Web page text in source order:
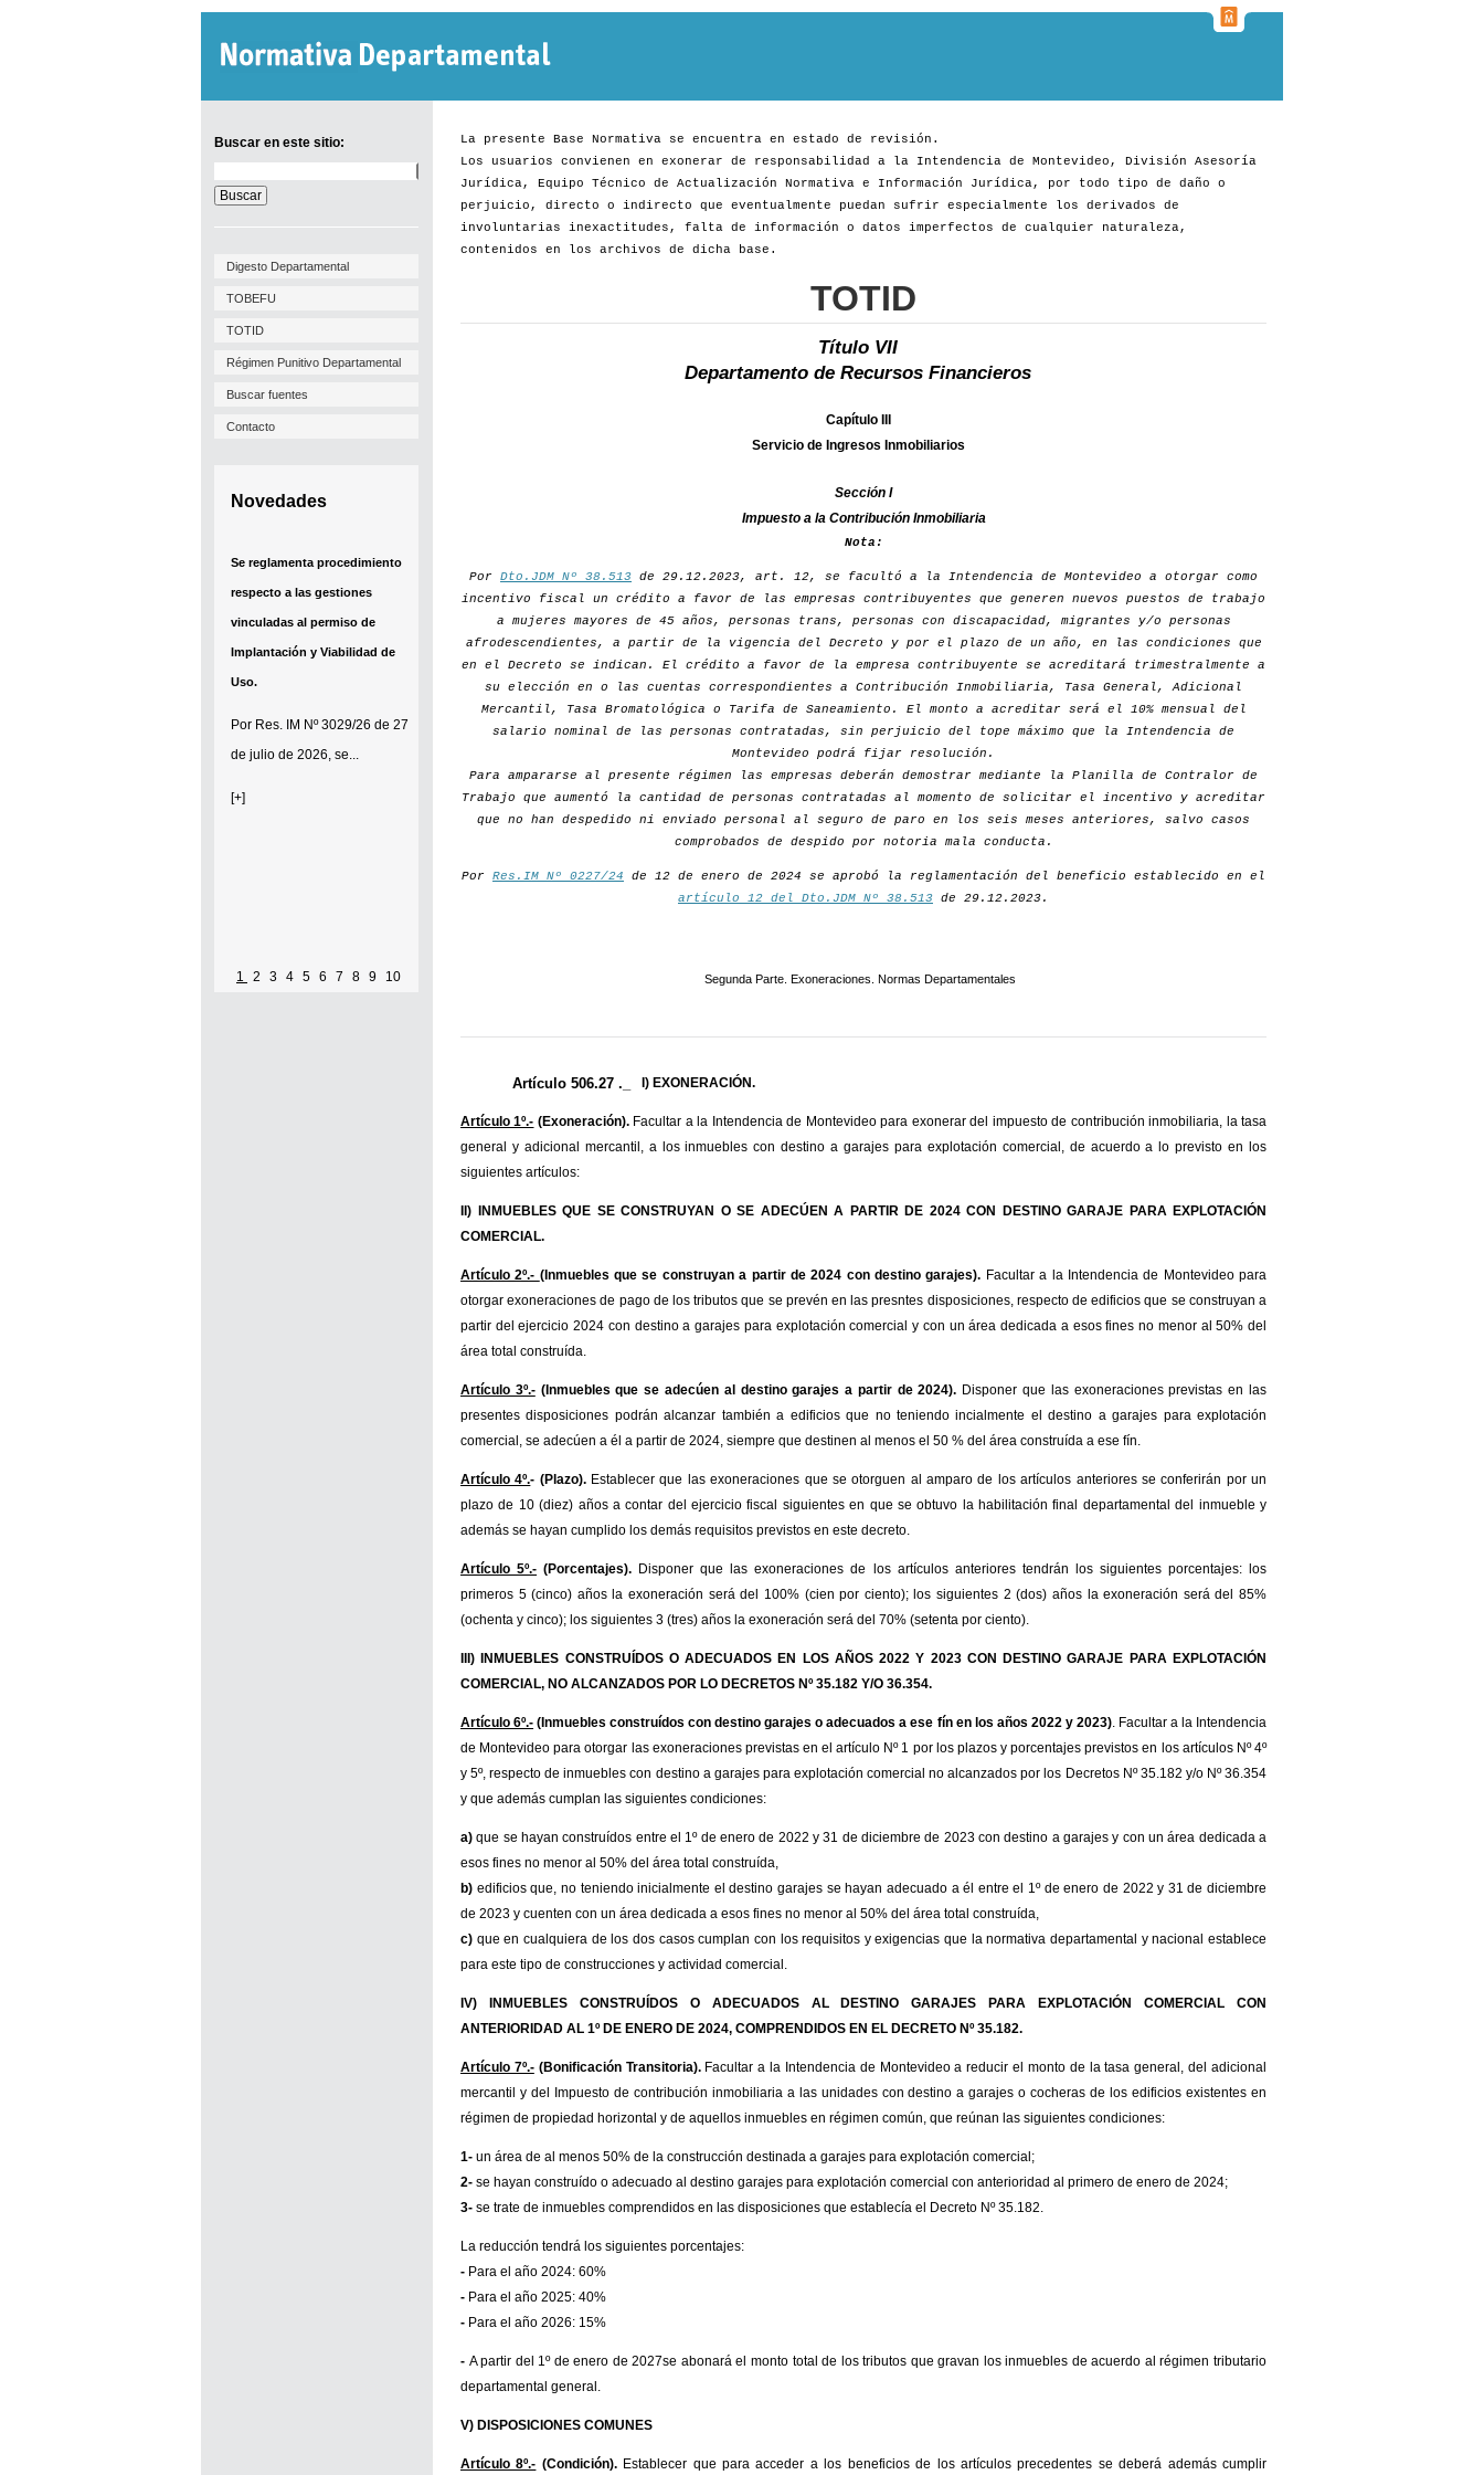
Buscar en este sitio:
en
este
sitio:
Digesto Departamental
TOBEFU
TOTID
Régimen Punitivo Departamental
Buscar fuentes
Contacto
Novedades
Se reglamenta procedimiento
respecto a las gestiones
vinculadas al permiso de
Implantación y Viabilidad de
Uso.
Por Res. IM Nº 3029/26 de 27
de julio de 2026, se...
[+]
Se establece que estarán
1 2 3 4 5 6 7 8 9 10
La presente Base Normativa se encuentra en estado de revisión.
Los usuarios convienen en exonerar de responsabilidad a la Intendencia de Montevideo, División Asesoría
Jurídica, Equipo Técnico de Actualización Normativa e Información Jurídica, por todo tipo de daño o
perjuicio, directo o indirecto que eventualmente puedan sufrir especialmente los derivados de
involuntarias inexactitudes, falta de información o datos imperfectos de cualquier naturaleza,
contenidos en los archivos de dicha base.
TOTID
Título VII
Departamento de Recursos Financieros
Capítulo III
Servicio de Ingresos Inmobiliarios
Sección I
Impuesto a la Contribución Inmobiliaria
Nota:
Por Dto.JDM Nº 38.513 de 29.12.2023, art. 12, se facultó a la Intendencia de Montevideo a otorgar como
incentivo fiscal un crédito a favor de las empresas contribuyentes que generen nuevos puestos de trabajo
a mujeres mayores de 45 años, personas trans, personas con discapacidad, migrantes y/o personas
afrodescendientes, a partir de la vigencia del Decreto y por el plazo de un año, en las condiciones que
en el Decreto se indican. El crédito a favor de la empresa contribuyente se acreditará trimestralmente a
su elección en o las cuentas correspondientes a Contribución Inmobiliaria, Tasa General, Adicional
Mercantil, Tasa Bromatológica o Tarifa de Saneamiento. El monto a acreditar será el 10% mensual del
salario nominal de las personas contratadas, sin perjuicio del tope máximo que la Intendencia de
Montevideo podrá fijar resolución.
Para ampararse al presente régimen las empresas deberán demostrar mediante la Planilla de Contralor de
Trabajo que aumentó la cantidad de personas contratadas al momento de solicitar el incentivo y acreditar
que no han despedido ni enviado personal al seguro de paro en los seis meses anteriores, salvo casos
comprobados de despido por notoria mala conducta.
Por Res.IM Nº 0227/24 de 12 de enero de 2024 se aprobó la reglamentación del beneficio establecido en el
artículo 12 del Dto.JDM Nº 38.513 de 29.12.2023.
Segunda Parte. Exoneraciones. Normas Departamentales
Artículo 506.27 ._ I) EXONERACIÓN.
Artículo 1º.- (Exoneración).Facultar a la Intendencia de Montevideo para exonerar del impuesto de contribución inmobiliaria, la tasa
general y adicional mercantil, a los inmuebles con destino a garajes para explotación comercial, de acuerdo a lo previsto en los
siguientes artículos:
II) INMUEBLES QUE SE CONSTRUYAN O SE ADECÚEN A PARTIR DE 2024 CON DESTINO GARAJE PARA EXPLOTACIÓN
COMERCIAL.
Artículo 2º.- (Inmuebles que se construyan a partir de 2024 con destino garajes). Facultar a la Intendencia de Montevideo para
otorgar exoneraciones de pago de los tributos que se prevén en las presntes disposiciones, respecto de edificios que se construyan a
partir del ejercicio 2024 con destino a garajes para explotación comercial y con un área dedicada a esos fines no menor al 50% del
área total construída.
Artículo 3º.-(Inmuebles que se adecúen al destino garajes a partir de 2024). Disponer que las exoneraciones previstas en las
presentes disposiciones podrán alcanzar también a edificios que no teniendo incialmente el destino a garajes para explotación
comercial, se adecúen a él a partir de 2024, siempre que destinen al menos el 50 % del área construída a ese fín.
Artículo 4º.- (Plazo).Establecer que las exoneraciones que se otorguen al amparo de los artículos anteriores se conferirán por un
plazo de 10 (diez) años a contar del ejercicio fiscal siguientes en que se obtuvo la habilitación final departamental del inmueble y
además se hayan cumplido los demás requisitos previstos en este decreto.
Artículo 5º.- (Porcentajes). Disponer que las exoneraciones de los artículos anteriores tendrán los siguientes porcentajes: los
primeros 5 (cinco) años la exoneración será del 100% (cien por ciento); los siguientes 2 (dos) años la exoneración será del 85%
(ochenta y cinco); los siguientes 3 (tres) años la exoneración será del 70% (setenta por ciento).
III) INMUEBLES CONSTRUÍDOS O ADECUADOS EN LOS AÑOS 2022 Y 2023 CON DESTINO GARAJE PARA EXPLOTACIÓN
COMERCIAL, NO ALCANZADOS POR LO DECRETOS Nº 35.182 Y/O 36.354.
Artículo 6º.- (Inmuebles construídos con destino garajes o adecuados a ese fín en los años 2022 y 2023). Facultar a la Intendencia
de Montevideo para otorgar las exoneraciones previstas en el artículo Nº 1 por los plazos y porcentajes previstos en los artículos Nº 4º
y 5º, respecto de inmuebles con destino a garajes para explotación comercial no alcanzados por los Decretos Nº 35.182 y/o Nº 36.354
y que además cumplan las siguientes condiciones:
a) que se hayan construídos entre el 1º de enero de 2022 y 31 de diciembre de 2023 con destino a garajes y con un área dedicada a
esos fines no menor al 50% del área total construída,
b) edificios que, no teniendo inicialmente el destino garajes se hayan adecuado a él entre el 1º de enero de 2022 y 31 de diciembre
de 2023 y cuenten con un área dedicada a esos fines no menor al 50% del área total construída,
c) que en cualquiera de los dos casos cumplan con los requisitos y exigencias que la normativa departamental y nacional establece
para este tipo de construcciones y actividad comercial.
IV) INMUEBLES CONSTRUÍDOS O ADECUADOS AL DESTINO GARAJES PARA EXPLOTACIÓN COMERCIAL CON
ANTERIORIDAD AL 1º DE ENERO DE 2024, COMPRENDIDOS EN EL DECRETO Nº 35.182.
Artículo 7º.-(Bonificación Transitoria).Facultar a la Intendencia de Montevideo a reducir el monto de la tasa general, del adicional
mercantil y del Impuesto de contribución inmobiliaria a las unidades con destino a garajes o cocheras de los edificios existentes en
régimen de propiedad horizontal y de aquellos inmuebles en régimen común, que reúnan las siguientes condiciones:
1- un área de al menos 50% de la construcción destinada a garajes para explotación comercial;
2- se hayan construído o adecuado al destino garajes para explotación comercial con anterioridad al primero de enero de 2024;
3- se trate de inmuebles comprendidos en las disposiciones que establecía el Decreto Nº 35.182.
La reducción tendrá los siguientes porcentajes:
- Para el año 2024: 60%
- Para el año 2025: 40%
- Para el año 2026: 15%
- A partir del 1º de enero de 2027se abonará el monto total de los tributos que gravan los inmuebles de acuerdo al régimen tributario
departamental general.
V) DISPOSICIONES COMUNES
Artículo 8º.- (Condición). Establecer que para acceder a los beneficios de los artículos precedentes se deberá además cumplir